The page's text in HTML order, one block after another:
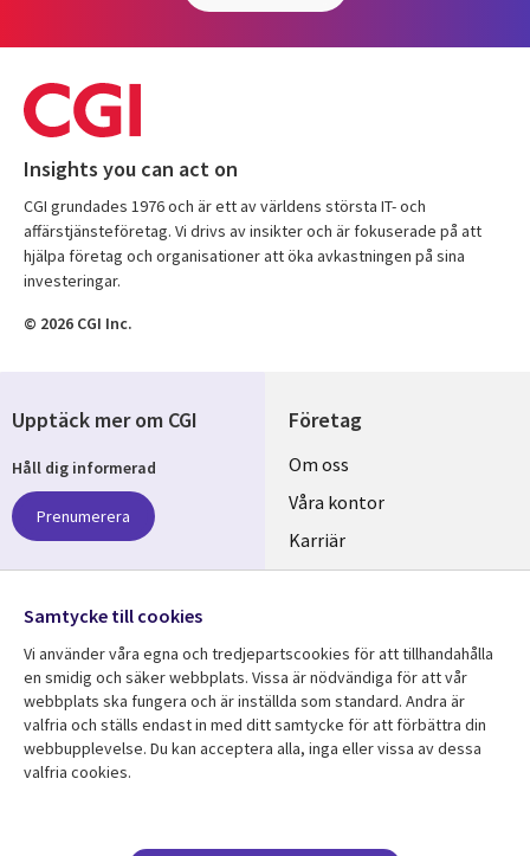
Insights you can act on
CGI grundades 1976 och är ett av världens största IT- och
affärstjänsteföretag. Vi drivs av insikter och är fokuserade på att
hjälpa företag och organisationer att öka avkastningen på sina
investeringar.
© 2026 CGI Inc.
Företag
Useful
links
SWEDEN
Om oss
Våra kontor
Karriär
Hållbarhet
Resurscenter
dataskydd
Upptäck mer om CGI
Håll dig informerad
Prenumerera
Följ oss
Social
Media
SWEDEN
Samtycke till cookies
Vi använder våra egna och tredjepartscookies för att tillhandahålla
en smidig och säker webbplats. Vissa är nödvändiga för att vår
webbplats ska fungera och är inställda som standard. Andra är
valfria och ställs endast in med ditt samtycke för att förbättra din
webbupplevelse. Du kan acceptera alla, inga eller vissa av dessa
valfria cookies.